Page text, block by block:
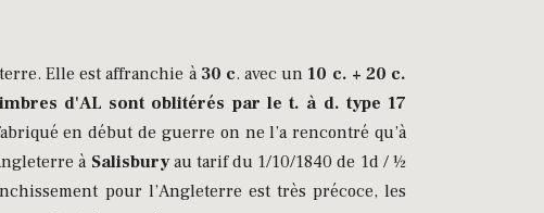
Elle est affranchie à 30 c. avec un 10 c. + 20 c.
d'AL sont oblitérés par le t. à d. type 17
en début de guerre on ne l’a rencontré qu’à
à Salisburyau tarif du 1/10/1840 de 1d / ½
pour l’Angleterre est très précoce, les